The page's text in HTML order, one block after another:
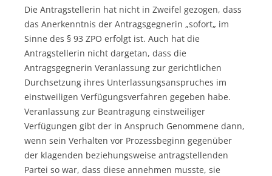
Die Antragstellerin hat nicht in Zweifel gezogen, dass
das Anerkenntnis der Antragsgegnerin „sofort„ im
Sinne des § 93 ZPO erfolgt ist. Auch hat die
Antragstellerin nicht dargetan, dass die
Antragsgegnerin Veranlassung zur gerichtlichen
Durchsetzung ihres Unterlassungsanspruches im
einstweiligen Verfügungsverfahren gegeben habe.
Veranlassung zur Beantragung einstweiliger
Verfügungen gibt der in Anspruch Genommene dann,
wenn sein Verhalten vor Prozessbeginn gegenüber
der klagenden beziehungsweise antragstellenden
Partei so war, dass diese annehmen musste, sie